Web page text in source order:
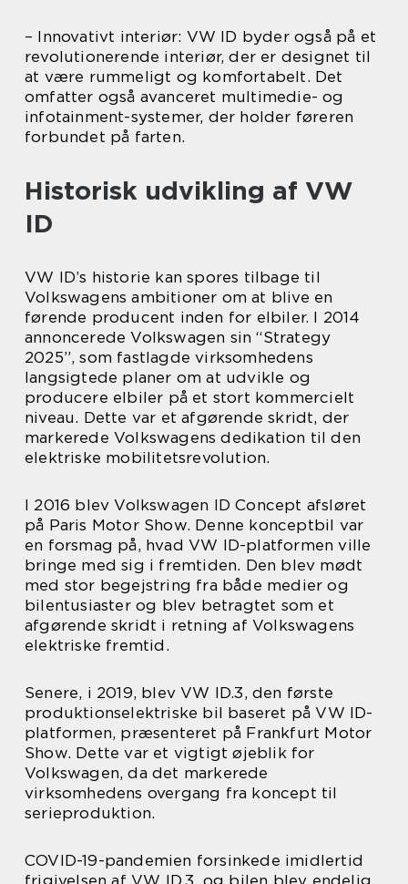
– Innovativt interiør: VW ID byder også på et
revolutionerende interiør, der er designet til
at være rummeligt og komfortabelt. Det
omfatter også avanceret multimedie- og
infotainment-systemer, der holder føreren
forbundet på farten.
Historisk udvikling af VW
ID
VW ID’s historie kan spores tilbage til
Volkswagens ambitioner om at blive en
førende producent inden for elbiler. I 2014
annoncerede Volkswagen sin “Strategy
2025”, som fastlagde virksomhedens
langsigtede planer om at udvikle og
producere elbiler på et stort kommercielt
niveau. Dette var et afgørende skridt, der
markerede Volkswagens dedikation til den
elektriske mobilitetsrevolution.
I 2016 blev Volkswagen ID Concept afsløret
på Paris Motor Show. Denne konceptbil var
en forsmag på, hvad VW ID-platformen ville
bringe med sig i fremtiden. Den blev mødt
med stor begejstring fra både medier og
bilentusiaster og blev betragtet som et
afgørende skridt i retning af Volkswagens
elektriske fremtid.
Senere, i 2019, blev VW ID.3, den første
produktionselektriske bil baseret på VW ID-
platformen, præsenteret på Frankfurt Motor
Show. Dette var et vigtigt øjeblik for
Volkswagen, da det markerede
virksomhedens overgang fra koncept til
serieproduktion.
COVID-19-pandemien forsinkede imidlertid